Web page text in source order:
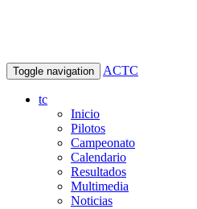
Toggle navigation ACTC
tc
Inicio
Pilotos
Campeonato
Calendario
Resultados
Multimedia
Noticias